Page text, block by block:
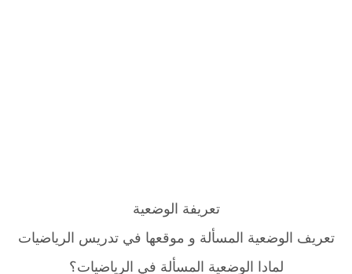
تعريفة الوضعية
تعريف الوضعية المسألة و موقعها في تدريس الرياضيات
لمادا الوضعية المسألة في الرياضيات؟